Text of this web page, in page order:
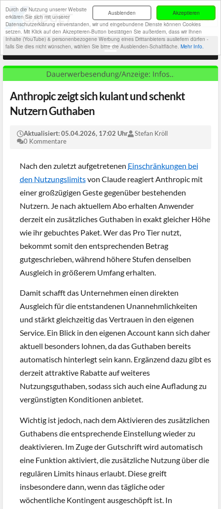
Akzeptieren
Ausblenden
Durch die Nutzung unserer Website
erklären Sie sich mit unserer
Datenschutzerklärung einverstanden, wir und eingebundene Dienste können Cookies
setzen. Mit Klick auf den Akzeptieren-Button bestätigen Sie außerdem, dass wir Ihnen
Inhalte (YouTube) & personenbezogene Werbung eines Drittanbieters ausliefern dürfen -
falls Sie dies nicht wünschen, wählen Sie bitte die Ausblenden-Schaltfläche. Mehr Info.
Anthropic zeigt sich kulant und schenkt
Nutzern Guthaben
Aktualisiert:05.04.2026, 17:02 Uhr
Stefan Kröll
0 Kommentare
Nach den zuletzt aufgetretenen Einschränkungen bei
den Nutzungslimitsvon Claude reagiert Anthropic mit
einer großzügigen Geste gegenüber bestehenden
Nutzern. Je nach aktuellem Abo erhalten Anwender
derzeit ein zusätzliches Guthaben in exakt gleicher Höhe
wie ihr gebuchtes Paket. Wer das Pro Tier nutzt,
bekommt somit den entsprechenden Betrag
gutgeschrieben, während höhere Stufen denselben
Ausgleich in größerem Umfang erhalten.
Damit schafft das Unternehmen einen direkten
Ausgleich für die entstandenen Unannehmlichkeiten
und stärkt gleichzeitig das Vertrauen in den eigenen
Service. Ein Blick in den eigenen Account kann sich daher
aktuell besonders lohnen, da das Guthaben bereits
automatisch hinterlegt sein kann. Ergänzend dazu gibt es
derzeit attraktive Rabatte auf weiteres
Nutzungsguthaben, sodass sich auch eine Aufladung zu
vergünstigten Konditionen anbietet.
Wichtig ist jedoch, nach dem Aktivieren des zusätzlichen
Guthabens die entsprechende Einstellung wieder zu
deaktivieren. Im Zuge der Gutschrift wird automatisch
eine Funktion aktiviert, die zusätzliche Nutzung über die
regulären Limits hinaus erlaubt. Diese greift
insbesondere dann, wenn das tägliche oder
wöchentliche Kontingent ausgeschöpft ist. In